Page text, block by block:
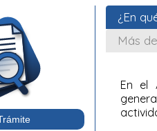
¿En
Más
En el